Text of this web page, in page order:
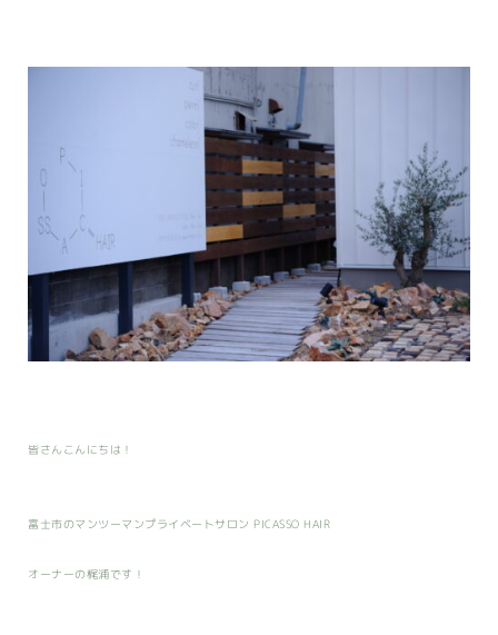
皆さんこんにちは！
富士市のマンツーマンプライベートサロン PICASSO HAIR
オーナーの梶浦です！